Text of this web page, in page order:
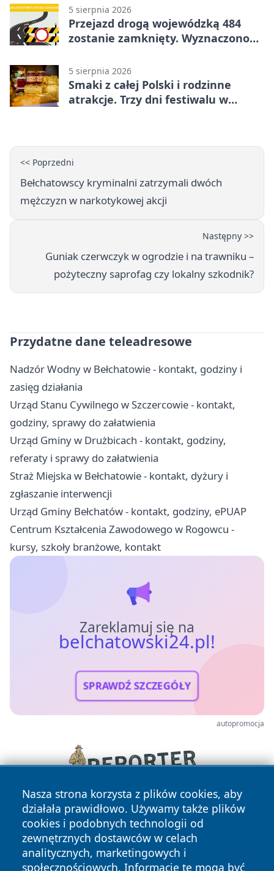
5 sierpnia 2026
Przejazd drogą wojewódzką 484
zostanie zamknięty. Wyznaczono
5 sierpnia 2026
Smaki z całej Polski i rodzinne
atrakcje. Trzy dni festiwalu w
<< Poprzedni
Bełchatowscy kryminalni zatrzymali dwóch
mężczyzn w narkotykowej akcji
Następny >>
Guniak czerwczyk w ogrodzie i na trawniku –
pożyteczny saprofag czy lokalny szkodnik?
Przydatne dane teleadresowe
Nadzór Wodny w Bełchatowie - kontakt, godziny i
zasięg działania
Urząd Stanu Cywilnego w Szczercowie - kontakt,
godziny, sprawy do załatwienia
Urząd Gminy w Drużbicach - kontakt, godziny,
referaty i sprawy do załatwienia
Straż Miejska w Bełchatowie - kontakt, dyżury i
zgłaszanie interwencji
Urząd Gminy Bełchatów - kontakt, godziny, ePUAP
Centrum Kształcenia Zawodowego w Rogowcu -
kursy, szkoły branżowe, kontakt
Zareklamuj się na
belchatowski24.pl!
SPRAWDŹ SZCZEGÓŁY
autopromocja
Nasza strona korzysta z plików cookies, aby
działała prawidłowo. Używamy także plików
cookies i podobnych technologii od
zewnętrznych dostawców w celach
analitycznych, marketingowych i
społecznościowych. Informacje te mogą być